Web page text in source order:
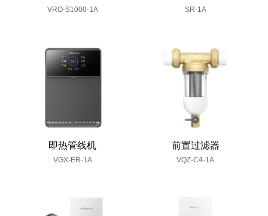
VRO-S1000-1A SR-1A
即热管线机
VGX-ER-1A
前置过滤器
VQZ-C4-1A